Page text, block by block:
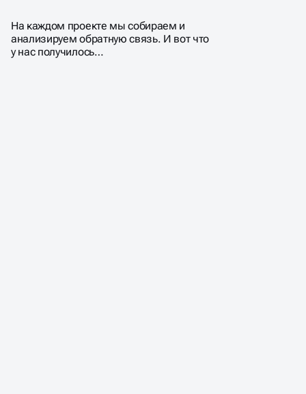
ВЫБИРАЮТ НАС?
На каждом проекте мы собираем и
анализируем обратную связь. И вот что
у нас получилось…